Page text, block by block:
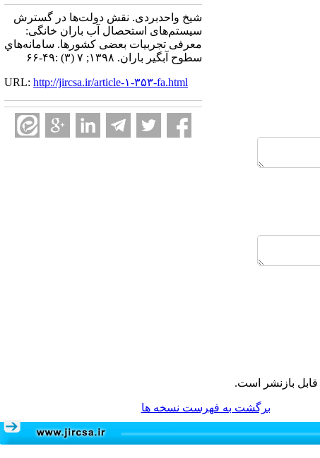
شیخ واحدبردی. نقش دولت‌ها در گسترش
سیستم‌های استحصال آب باران خانگی:
معرفی تجربیات بعضی کشورها. سامانه‌هاي
سطوح آبگير باران. ۱۳۹۸; ۷ (۳) :۴۹-۶۶
URL: http://jircsa.ir/article-۱-۳۵۳-fa.html
قابل بازنشر است.
برگشت به فهرست نسخه ها